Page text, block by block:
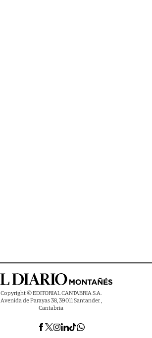
Copyright © EDITORIAL CANTABRIA S.A.
Avenida de Parayas 38, 39011 Santander ,
Cantabria